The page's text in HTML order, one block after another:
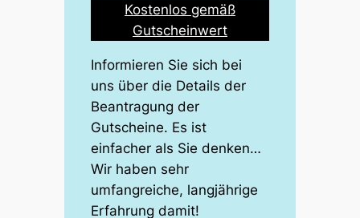
Kostenlos gemäß
Gutscheinwert
Informieren Sie sich bei
uns über die Details der
Beantragung der
Gutscheine. Es ist
einfacher als Sie denken…
Wir haben sehr
umfangreiche, langjährige
Erfahrung damit!